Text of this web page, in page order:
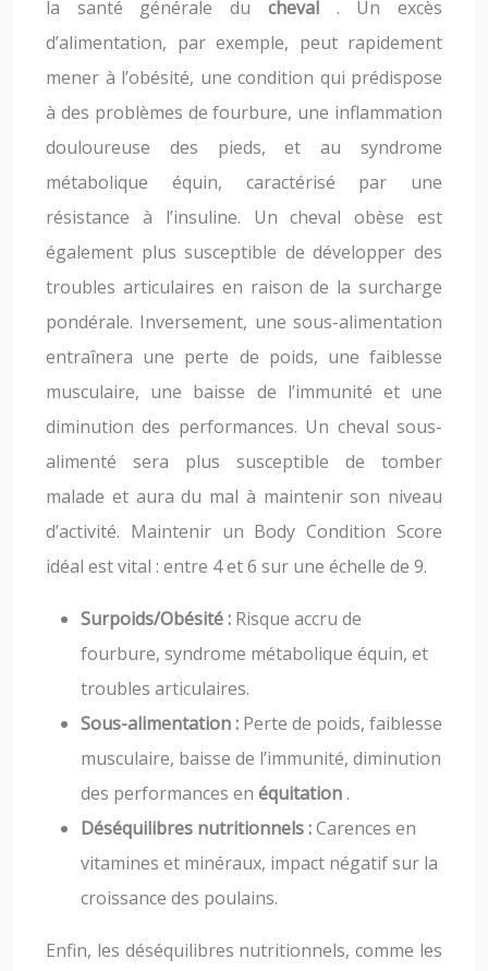
la santé générale du cheval . Un excès
d’alimentation, par exemple, peut rapidement
mener à l’obésité, une condition qui prédispose
à des problèmes de fourbure, une inflammation
douloureuse des pieds, et au syndrome
métabolique équin, caractérisé par une
résistance à l’insuline. Un cheval obèse est
également plus susceptible de développer des
troubles articulaires en raison de la surcharge
pondérale. Inversement, une sous-alimentation
entraînera une perte de poids, une faiblesse
musculaire, une baisse de l’immunité et une
diminution des performances. Un cheval sous-
alimenté sera plus susceptible de tomber
malade et aura du mal à maintenir son niveau
d’activité. Maintenir un Body Condition Score
idéal est vital : entre 4 et 6 sur une échelle de 9.
Surpoids/Obésité : Risque accru de
fourbure, syndrome métabolique équin, et
troubles articulaires.
Sous-alimentation : Perte de poids, faiblesse
musculaire, baisse de l’immunité, diminution
des performances en équitation.
Déséquilibres nutritionnels :Carences en
vitamines et minéraux, impact négatif sur la
croissance des poulains.
Enfin, les déséquilibres nutritionnels, comme les